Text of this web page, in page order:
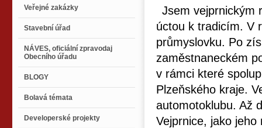
Veřejné zakázky
Stavební úřad
NÁVES, oficiální zpravodaj
Obecního úřadu
BLOGY
Bolavá témata
Developerské projekty
Jsem vejprnickým
úctou k tradicím. V
průmyslovku. Po
zaměstnaneckém
v rámci které
Plzeňského kraje.
automotoklubu. Až
Vejprnice, jako